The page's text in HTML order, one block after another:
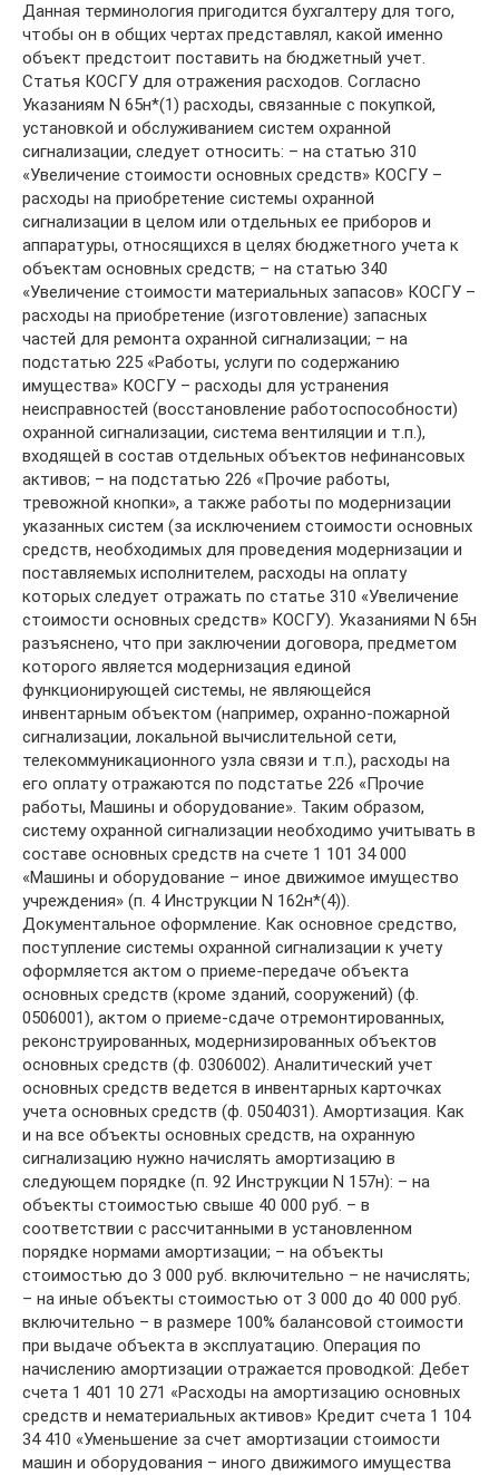
Данная терминология пригодится бухгалтеру для того,
чтобы он в общих чертах представлял, какой именно
объект предстоит поставить на бюджетный учет.
Статья КОСГУ для отражения расходов. Согласно
Указаниям N 65н*(1) расходы, связанные с покупкой,
установкой и обслуживанием систем охранной
сигнализации, следует относить: – на статью 310
«Увеличение стоимости основных средств» КОСГУ –
расходы на приобретение системы охранной
сигнализации в целом или отдельных ее приборов и
аппаратуры, относящихся в целях бюджетного учета к
объектам основных средств; – на статью 340
«Увеличение стоимости материальных запасов» КОСГУ –
расходы на приобретение (изготовление) запасных
частей для ремонта охранной сигнализации; – на
подстатью 225 «Работы, услуги по содержанию
имущества» КОСГУ – расходы для устранения
неисправностей (восстановление работоспособности)
охранной сигнализации, система вентиляции и т.п.),
входящей в состав отдельных объектов нефинансовых
активов; – на подстатью 226 «Прочие работы,
тревожной кнопки», а также работы по модернизации
указанных систем (за исключением стоимости основных
средств, необходимых для проведения модернизации и
поставляемых исполнителем, расходы на оплату
которых следует отражать по статье 310 «Увеличение
стоимости основных средств» КОСГУ). Указаниями N 65н
разъяснено, что при заключении договора, предметом
которого является модернизация единой
функционирующей системы, не являющейся
инвентарным объектом (например, охранно-пожарной
сигнализации, локальной вычислительной сети,
телекоммуникационного узла связи и т.п.), расходы на
его оплату отражаются по подстатье 226 «Прочие
работы, Машины и оборудование». Таким образом,
систему охранной сигнализации необходимо учитывать в
составе основных средств на счете 1 101 34 000
«Машины и оборудование – иное движимое имущество
учреждения» (п. 4 Инструкции N 162н*(4)).
Документальное оформление. Как основное средство,
поступление системы охранной сигнализации к учету
оформляется актом о приеме-передаче объекта
основных средств (кроме зданий, сооружений) (ф.
0506001), актом о приеме-сдаче отремонтированных,
реконструированных, модернизированных объектов
основных средств (ф. 0306002). Аналитический учет
основных средств ведется в инвентарных карточках
учета основных средств (ф. 0504031). Амортизация. Как
и на все объекты основных средств, на охранную
сигнализацию нужно начислять амортизацию в
следующем порядке (п. 92 Инструкции N 157н): – на
объекты стоимостью свыше 40 000 руб. – в
соответствии с рассчитанными в установленном
порядке нормами амортизации; – на объекты
стоимостью до 3 000 руб. включительно – не начислять;
– на иные объекты стоимостью от 3 000 до 40 000 руб.
включительно – в размере 100% балансовой стоимости
при выдаче объекта в эксплуатацию. Операция по
начислению амортизации отражается проводкой: Дебет
счета 1 401 10 271 «Расходы на амортизацию основных
средств и нематериальных активов» Кредит счета 1 104
34 410 «Уменьшение за счет амортизации стоимости
машин и оборудования – иного движимого имущества